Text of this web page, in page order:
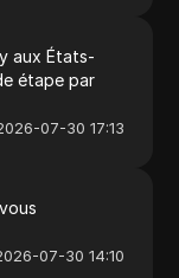
aux États-
étape par
07-30 17:13
07-30 14:10